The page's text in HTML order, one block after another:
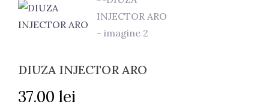
DIUZA INJECTOR ARO
37.00 lei